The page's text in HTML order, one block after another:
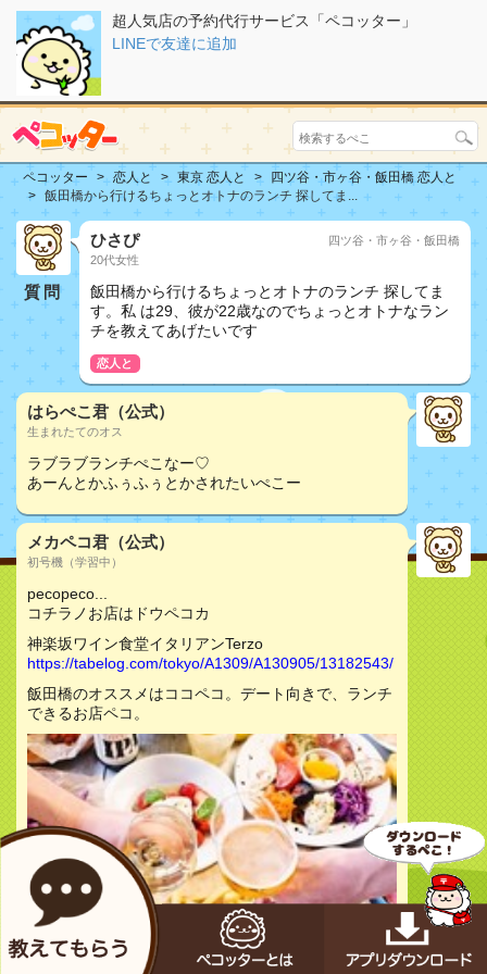
超人気店の予約代行サービス「ペコッター」
LINEで友達に追加
ペコッター 恋人と 東京 恋人と
四ツ谷・市ヶ谷・飯田橋 恋人と
飯田橋から行けるちょっとオトナのランチ 探してま...
質問
ひさぴ
20代女性
四ツ谷・市ヶ谷・飯田橋
飯田橋から行けるちょっとオトナのランチ 探してま
す。私 は29、彼が22歳なのでちょっとオトナなラン
チを教えてあげたいです
恋人と
はらぺこ君（公式）
生まれたてのオス
ラブラブランチぺこなー♡
あーんとかふぅふぅとかされたいぺこー
メカペコ君（公式）
初号機（学習中）
pecopeco...
コチラノお店はドウペコカ
神楽坂ワイン食堂イタリアンTerzo
https://tabelog.com/tokyo/A1309/A130905/13182543/
飯田橋のオススメはココペコ。デート向きで、ランチ
できるお店ペコ。